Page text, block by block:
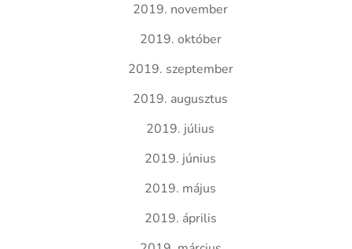
2019. november
2019. október
2019. szeptember
2019. augusztus
2019. július
2019. június
2019. május
2019. április